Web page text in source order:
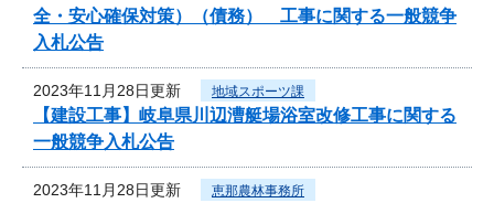
全・安心確保対策）（債務） 工事に関する一般競争
入札公告
2023年11月28日更新 地域スポーツ課
【建設工事】岐阜県川辺漕艇場浴室改修工事に関する
一般競争入札公告
2023年11月28日更新 恵那農林事務所